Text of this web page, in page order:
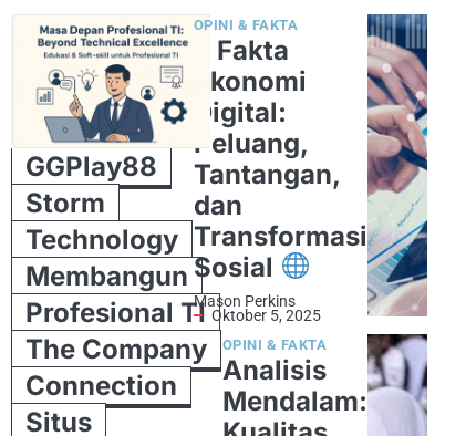
GGPlay88
Storm
Technology
Membangun
Profesional TI
The Company
Connection
Situs
5 Fakta
Ekonomi
Digital:
Peluang,
Tantangan,
dan
Transformasi
Sosial
OPINI & FAKTA
Mason Perkins
Oktober 5, 2025
Analisis
Mendalam:
OPINI & FAKTA